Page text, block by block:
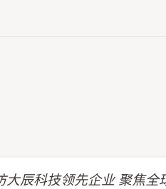
大辰科技领先企业 聚焦全